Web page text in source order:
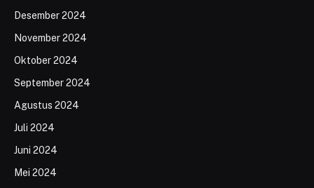
Desember 2024
November 2024
Oktober 2024
September 2024
Agustus 2024
Juli 2024
Juni 2024
Mei 2024